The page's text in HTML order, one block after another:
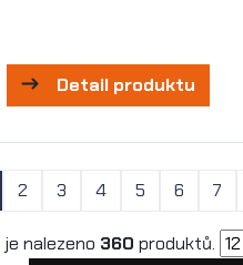
Detail produktu
2 3 4 5 6 7
je nalezeno 360 produktů.